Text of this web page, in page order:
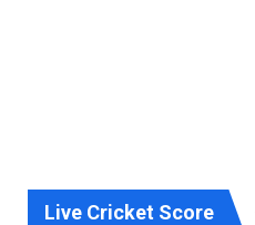
Live Cricket Score